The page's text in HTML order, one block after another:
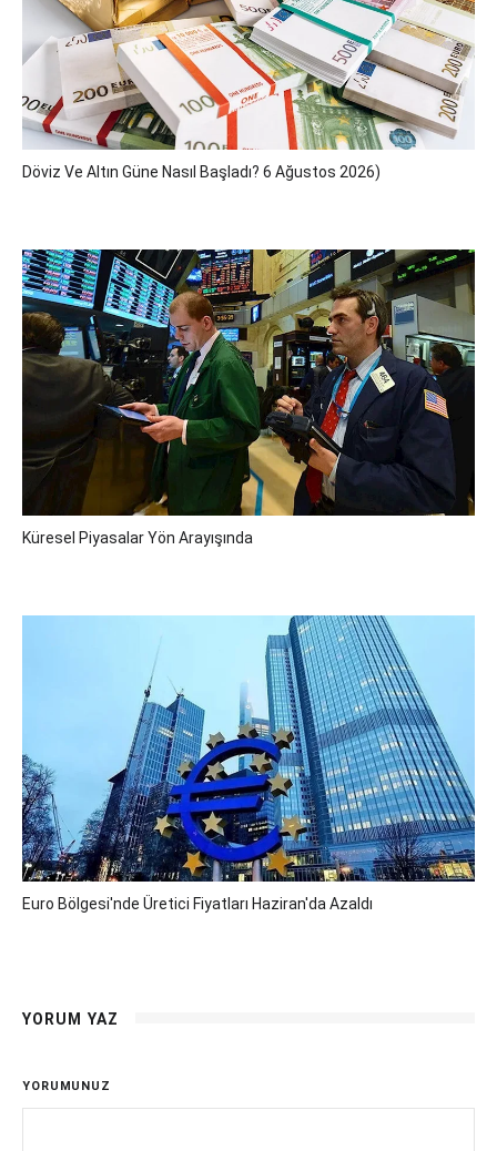
Döviz Ve Altın Güne Nasıl Başladı? 6 Ağustos 2026)
Küresel Piyasalar Yön Arayışında
Euro Bölgesi'nde Üretici Fiyatları Haziran'da Azaldı
YORUM YAZ
YORUMUNUZ